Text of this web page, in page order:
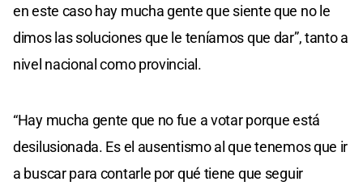
en este caso hay mucha gente que siente que no le
dimos las soluciones que le teníamos que dar”, tanto a
nivel nacional como provincial.
“Hay mucha gente que no fue a votar porque está
desilusionada. Es el ausentismo al que tenemos que ir
a buscar para contarle por qué tiene que seguir